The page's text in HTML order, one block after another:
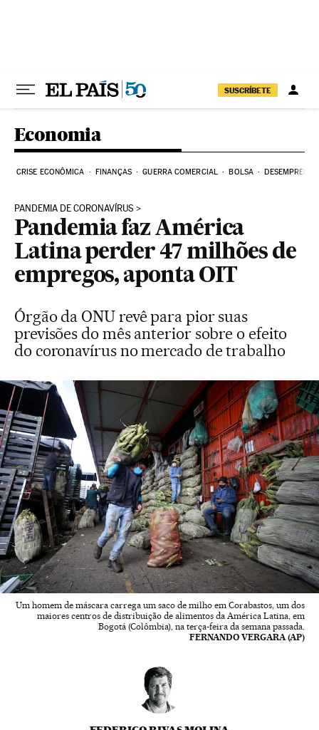
SUSCRÍBETE
Economia
CRISE ECONÔMICA FINANÇAS GUERRA COMERCIAL BOLSA DESEMPREGO
PANDEMIA DE CORONAVÍRUS
Pandemia faz América
Latina perder 47 milhões de
empregos, aponta OIT
Órgão da ONU revê para pior suas
previsões do mês anterior sobre o efeito
do coronavírus no mercado de trabalho
Um homem de máscara carrega um saco de milho em Corabastos, um dos
maiores centros de distribuição de alimentos da América Latina, em
Bogotá (Colômbia), na terça-feira da semana passada.
FERNANDO VERGARA (AP)